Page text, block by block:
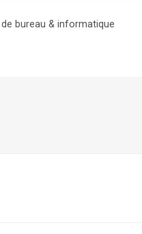
bureau & informatique